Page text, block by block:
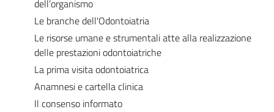
dell’organismo
Le branche dell'Odontoiatria
Le risorse umane e strumentali atte alla realizzazione
delle prestazioni odontoiatriche
La prima visita odontoiatrica
Anamnesi e cartella clinica
Il consenso informato